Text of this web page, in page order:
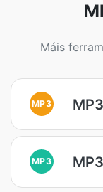
Máis
MP3
MP3